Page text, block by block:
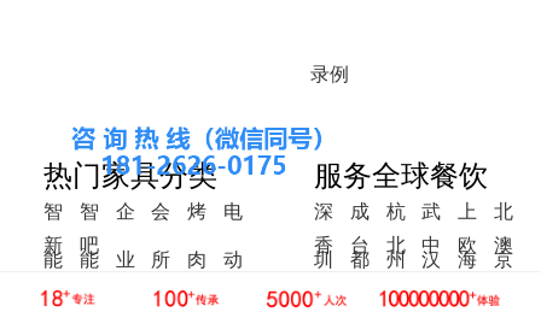
录例
热门家具分类
智
能
火
智
能
调
企
业
会
所
家
烤
肉
桌
电
动
新
中
吧
椅
服务全球餐饮
深
圳
成
都
杭
州
武
汉
上
海
北
京
香
港
台 北
美
中
东
欧
洲
澳
洲